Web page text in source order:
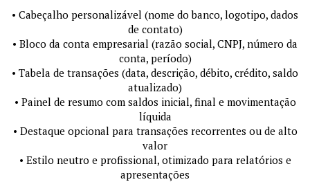
• Cabeçalho personalizável (nome do banco, logotipo, dados
de contato)
• Bloco da conta empresarial (razão social, CNPJ, número da
conta, período)
• Tabela de transações (data, descrição, débito, crédito, saldo
atualizado)
• Painel de resumo com saldos inicial, final e movimentação
líquida
• Destaque opcional para transações recorrentes ou de alto
valor
• Estilo neutro e profissional, otimizado para relatórios e
apresentações